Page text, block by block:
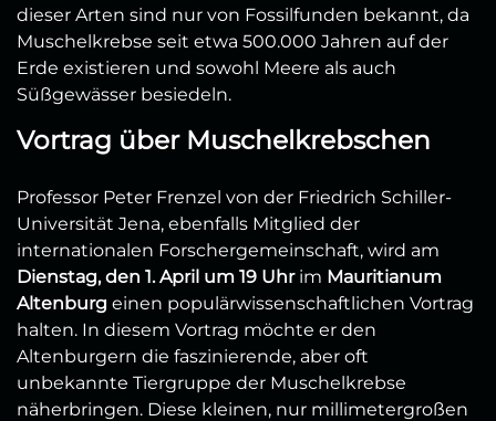
dieser Arten sind nur von Fossilfunden bekannt, da
Muschelkrebse seit etwa 500.000 Jahren auf der
Erde existieren und sowohl Meere als auch
Süßgewässer besiedeln.
Vortrag über Muschelkrebschen
Professor Peter Frenzel von der Friedrich Schiller-
Universität Jena, ebenfalls Mitglied der
internationalen Forschergemeinschaft, wird am
Dienstag, den 1. April um 19 Uhrim Mauritianum
Altenburg einen populärwissenschaftlichen Vortrag
halten. In diesem Vortrag möchte er den
Altenburgern die faszinierende, aber oft
unbekannte Tiergruppe der Muschelkrebse
näherbringen. Diese kleinen, nur millimetergroßen